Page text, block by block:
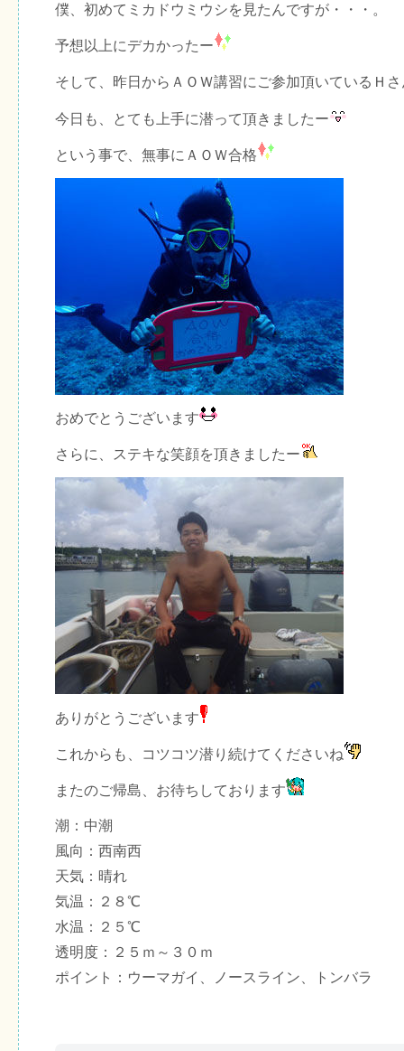
僕、初めてミカドウミウシを見たんですが・・・。
予想以上にデカかったー
そして、昨日からＡＯＷ講習にご参加頂いているＨ
今日も、とても上手に潜って頂きましたー
という事で、無事にＡＯＷ合格
おめでとうございます
さらに、ステキな笑顔を頂きましたー
ありがとうございます
これからも、コツコツ潜り続けてくださいね
またのご帰島、お待ちしております
潮：中潮
風向：西南西
天気：晴れ
気温：２８℃
水温：２５℃
透明度：２５ｍ～３０ｍ
ポイント：ウーマガイ、ノースライン、トンバラ